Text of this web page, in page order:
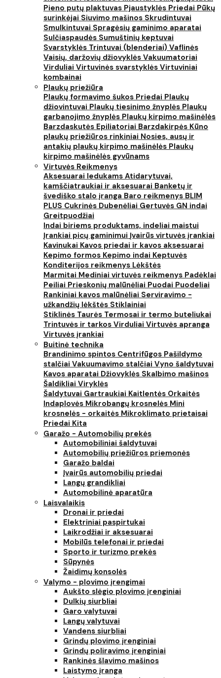
Pieno putų plaktuvas Pjaustyklės Priedai Pūkų
surinkėjai Siuvimo mašinos Skrudintuvai
Smulkintuvai Spragėsių gaminimo aparatai
Sulčiaspaudės Sumuštinių keptuvai
Svarstyklės Trintuvai (blenderiai) Vaflinės
Vaisių, daržovių džiovyklės Vakuumatoriai
Virduliai Virtuvinės svarstyklės Virtuviniai
kombainai
Plaukų priežiūra
Plaukų formavimo šukos Priedai Plaukų
džiovintuvai Plaukų tiesinimo žnyplės Plaukų
garbanojimo žnyplės Plaukų kirpimo mašinėlės
Barzdaskutės Epiliatoriai Barzdakirpės Kūno
plaukų priežiūros rinkiniai Nosies, ausų ir
antakių plaukų kirpimo mašinėlės Plaukų
kirpimo mašinėlės gyvūnams
Virtuvės Reikmenys
Aksesuarai ledukams Atidarytuvai,
kamščiatraukiai ir aksesuarai Banketų ir
švediško stalo įranga Baro reikmenys BLIM
PLUS Cukrinės Dubenėliai Gertuvės GN indai
Greitpuodžiai
Indai biriems produktams, indeliai maistui
Įrankiai picų gaminimui Įvairūs virtuvės įrankiai
Kavinukai Kavos priedai ir kavos aksesuarai
Kepimo formos Kepimo indai Keptuvės
Konditerijos reikmenys Lėkštės
Marmitai Mediniai virtuvės reikmenys Padėklai
Peiliai Prieskonių malūnėliai Puodai Puodeliai
Rankiniai kavos malūnėliai Serviravimo -
užkandžių lėkštės Stiklainiai
Stiklinės Taurės Termosai ir termo buteliukai
Trintuvės ir tarkos Virduliai Virtuvės apranga
Virtuvės įrankiai
Buitinė technika
Brandinimo spintos Centrifūgos Pašildymo
stalčiai Vakuumavimo stalčiai Vyno šaldytuvai
Kavos aparatai Džiovyklės Skalbimo mašinos
Šaldikliai Viryklės
Šaldytuvai Gartraukiai Kaitlentės Orkaitės
Indaplovės Mikrobangų krosnelės Mini
krosnelės - orkaitės Mikroklimato prietaisai
Priedai Kita
Garažo - Automobilių prekės
Automobiliniai šaldytuvai
Automobilių priežiūros priemonės
Garažo baldai
Įvairūs automobilių priedai
Langų grandikliai
Automobilinė aparatūra
Laisvalaikis
Dronai ir priedai
Elektriniai paspirtukai
Laikrodžiai ir aksesuarai
Mobilūs telefonai ir priedai
Sporto ir turizmo prekės
Sūpynės
Žaidimų konsolės
Valymo - plovimo įrengimai
Aukšto slėgio plovimo įrenginiai
Dulkių siurbliai
Garo valytuvai
Langų valytuvai
Vandens siurbliai
Grindų plovimo įrenginiai
Grindų poliravimo įrenginiai
Rankinės šlavimo mašinos
Laistymo įranga